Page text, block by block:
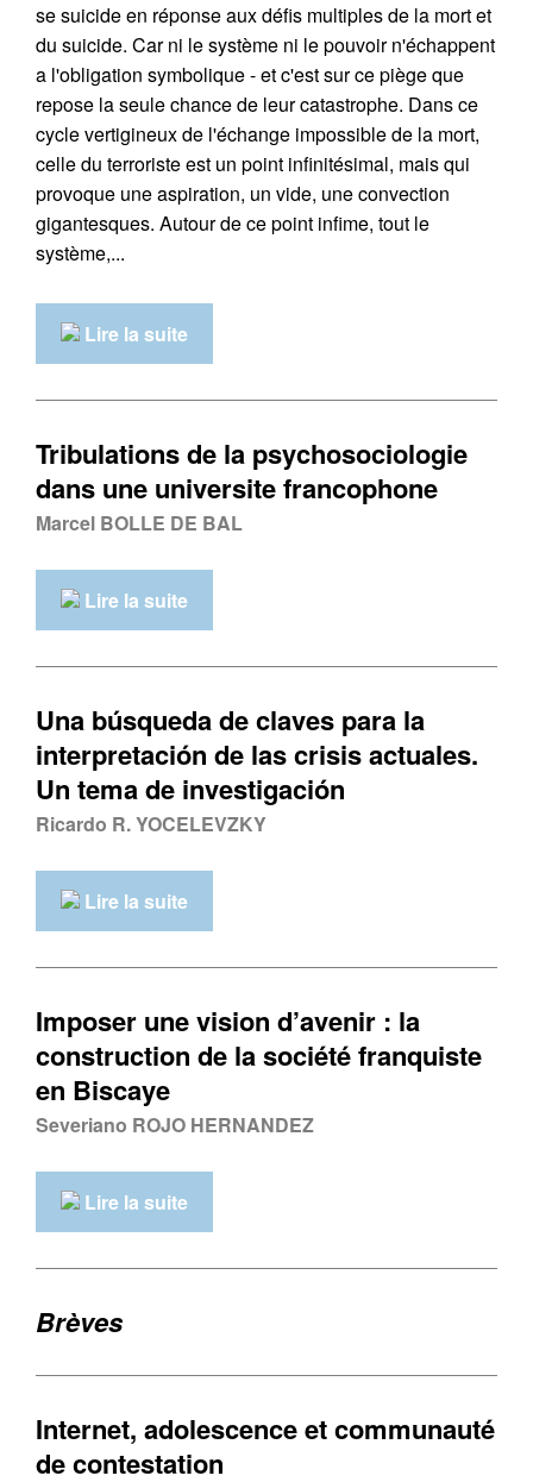
se suicide en réponse aux défis multiples de la mort et
du suicide. Car ni le système ni le pouvoir n'échappent
a l'obligation symbolique - et c'est sur ce piège que
repose la seule chance de leur catastrophe. Dans ce
cycle vertigineux de l'échange impossible de la mort,
celle du terroriste est un point infinitésimal, mais qui
provoque une aspiration, un vide, une convection
gigantesques. Autour de ce point infime, tout le
système,...
Lire la suite
Tribulations de la psychosociologie
dans une universite francophone
Marcel BOLLE DE BAL
Lire la suite
Una búsqueda de claves para la
interpretación de las crisis actuales.
Un tema de investigación
Ricardo R. YOCELEVZKY
Lire la suite
Imposer une vision d’avenir : la
construction de la société franquiste
en Biscaye
Severiano ROJO HERNANDEZ
Lire la suite
Brèves
Internet, adolescence et communauté
de contestation